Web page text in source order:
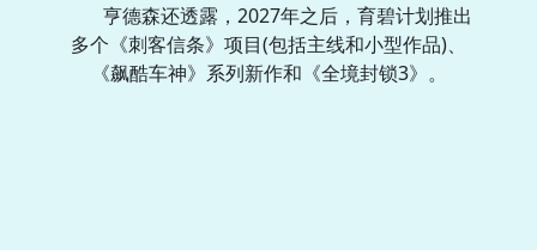
亨德森还透露，2027年之后，育碧计划推出
多个《刺客信条》项目(包括主线和小型作品)、
《飙酷车神》系列新作和《全境封锁3》。